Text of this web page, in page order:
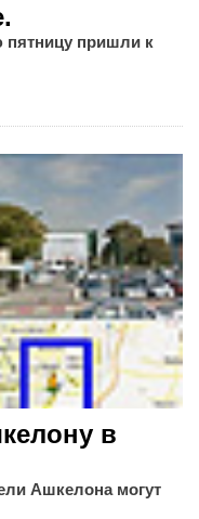
пришли к
в
Ашкелона могут